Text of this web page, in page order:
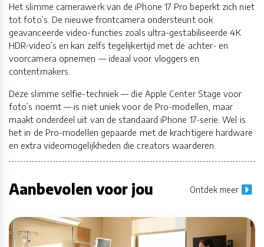
Het slimme camerawerk van de iPhone 17 Pro beperkt zich niet
tot foto’s. De nieuwe frontcamera ondersteunt ook
geavanceerde video-functies zoals ultra-gestabiliseerde 4K
HDR-video’s en kan zelfs tegelijkertijd met de achter- en
voorcamera opnemen — ideaal voor vloggers en
contentmakers.
Deze slimme selfie-techniek — die Apple Center Stage voor
foto’s noemt — is niet uniek voor de Pro-modellen, maar
maakt onderdeel uit van de standaard iPhone 17-serie. Wel is
het in de Pro-modellen gepaarde met de krachtigere hardware
en extra videomogelijkheden die creators waarderen.
Aanbevolen voor jou Ontdek meer